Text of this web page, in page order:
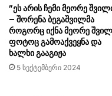
”ეს არის ჩემი მეორე
– შორენა ბეგაშვილმა
როგორც იქნა მეორე
ფოტოც გამოაქვეყნა და
ხალხი გააგიჟა
5 სექტემბერი 2024